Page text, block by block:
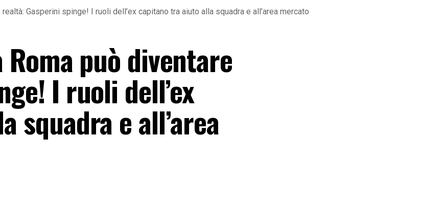
Gasperini spinge! I ruoli dell’ex capitano tra aiuto alla squadra e all’area mercato
può diventare
I ruoli dell’ex
squadra e all’area